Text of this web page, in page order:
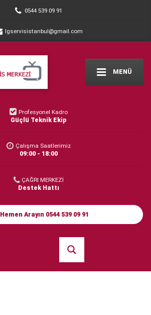
0544 539 09 91
lgservisistanbul@gmail.com
MENÜ
Profesyonel Kadro
Güçlü Teknik Ekip
Çalışma Saatlerimiz
09:00 - 18:00
ÇAĞRI MERKEZİ
Destek Hattı
Hemen Arayın 0544 539 09 91